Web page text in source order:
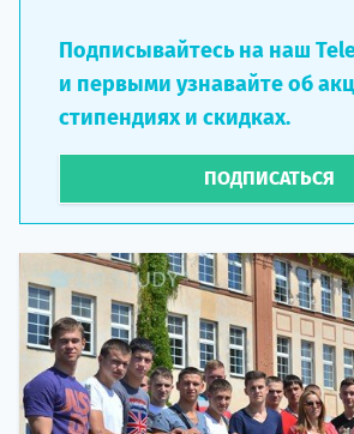
Подписывайтесь на наш
и первыми узнавайте об
стипендиях и скидках.
ПОДПИСАТЬСЯ